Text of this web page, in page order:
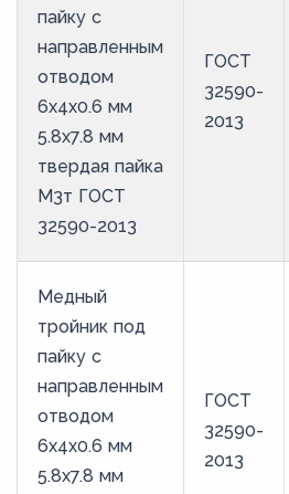
пайку с
направленным
отводом
6х4х0.6 мм
5.8х7.8 мм
твердая пайка
М3т ГОСТ
32590-2013
ГОСТ
32590-
2013
Медный
тройник под
пайку с
направленным
отводом
6х4х0.6 мм
5.8х7.8 мм
ГОСТ
32590-
2013